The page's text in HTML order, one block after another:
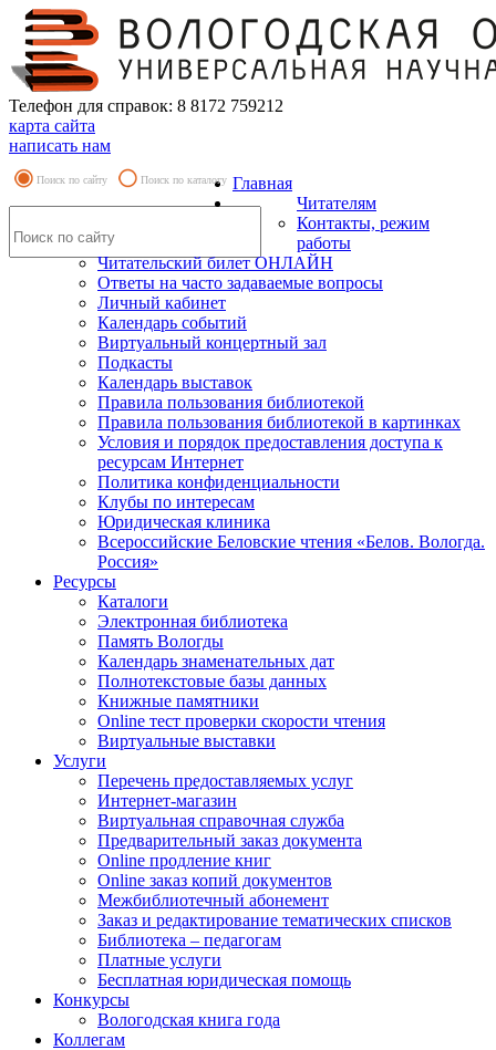
Телефон для справок: 8 8172 759212
карта сайта
написать нам
Поиск по сайту Поиск по каталогу Главная
Читателям
Контакты, режим
работы
Читательский билет ОНЛАЙН
Ответы на часто задаваемые вопросы
Личный кабинет
Календарь событий
Виртуальный концертный зал
Подкасты
Календарь выставок
Правила пользования библиотекой
Правила пользования библиотекой в картинках
Условия и порядок предоставления доступа к
ресурсам Интернет
Политика конфиденциальности
Клубы по интересам
Юридическая клиника
Всероссийские Беловские чтения «Белов. Вологда.
Россия»
Ресурсы
Каталоги
Электронная библиотека
Память Вологды
Календарь знаменательных дат
Полнотекстовые базы данных
Книжные памятники
Online тест проверки скорости чтения
Виртуальные выставки
Услуги
Перечень предоставляемых услуг
Интернет-магазин
Виртуальная справочная служба
Предварительный заказ документа
Online продление книг
Online заказ копий документов
Межбиблиотечный абонемент
Заказ и редактирование тематических списков
Библиотека – педагогам
Платные услуги
Бесплатная юридическая помощь
Конкурсы
Вологодская книга года
Коллегам